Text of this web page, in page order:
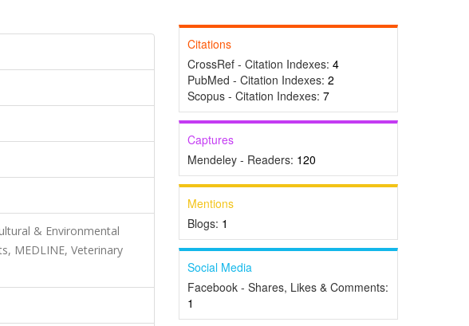
& Environmental
MEDLINE, Veterinary
Citations
CrossRef - Citation Indexes: 4
PubMed - Citation Indexes: 2
Scopus - Citation Indexes: 7
Captures
Mendeley - Readers: 120
Mentions
Blogs: 1
Social Media
Facebook - Shares, Likes & Comments:
1